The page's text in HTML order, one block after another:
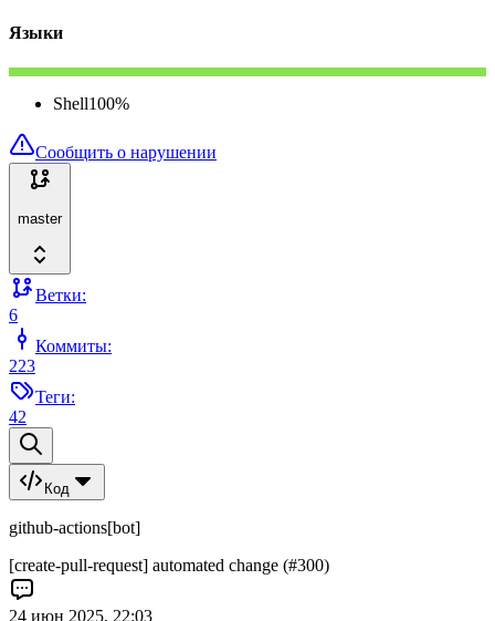
Языки
Shell100%
Сообщить о нарушении
master
Ветки:
6
Коммиты:
223
Теги:
42
Код
github-actions[bot]
[create-pull-request] automated change (#300)
24 июн 2025, 22:03